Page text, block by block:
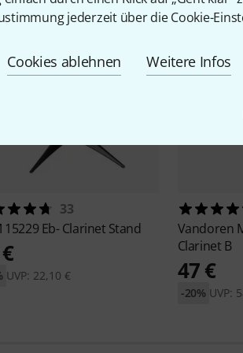
jederzeit über die Cookie-
Cookies ablehnen Weitere Infos
33
15229 Eb- Clarinet Stand
UVP: 22,10 €
Vandoren
Clarinet B
47 €
UVP:
-20%